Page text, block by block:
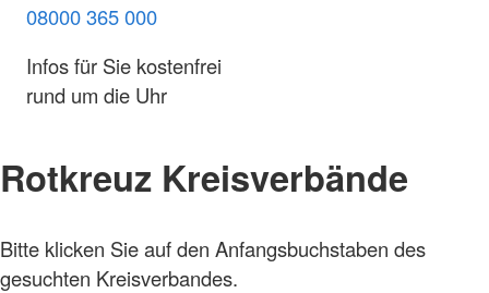
08000 365 000
Infos für Sie kostenfrei
rund um die Uhr
Rotkreuz Kreisverbände
Bitte klicken Sie auf den Anfangsbuchstaben des
gesuchten Kreisverbandes.